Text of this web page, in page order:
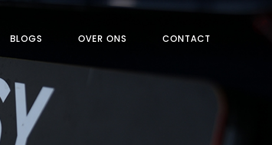
BLOGS OVER ONS CONTACT